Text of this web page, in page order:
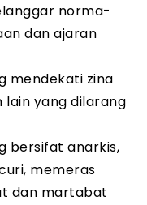
norma-
dan ajaran
mendekati zina
yang dilarang
bersifat anarkis,
memeras
dan martabat